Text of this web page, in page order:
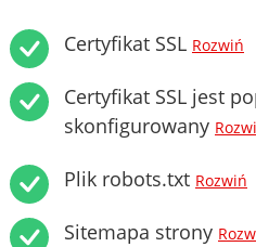
Certyfikat SSL Rozwiń
Certyfikat SSL jest
skonfigurowany
Plik robots.txt Rozwiń
Sitemapa strony